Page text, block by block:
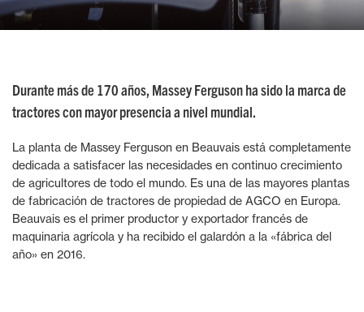
Durante más de 170 años, Massey Ferguson ha sido la marca de
tractores con mayor presencia a nivel mundial.
La planta de Massey Ferguson en Beauvais está completamente
dedicada a satisfacer las necesidades en continuo crecimiento
de agricultores de todo el mundo. Es una de las mayores plantas
de fabricación de tractores de propiedad de AGCO en Europa.
Beauvais es el primer productor y exportador francés de
maquinaria agrícola y ha recibido el galardón a la «fábrica del
año» en 2016.